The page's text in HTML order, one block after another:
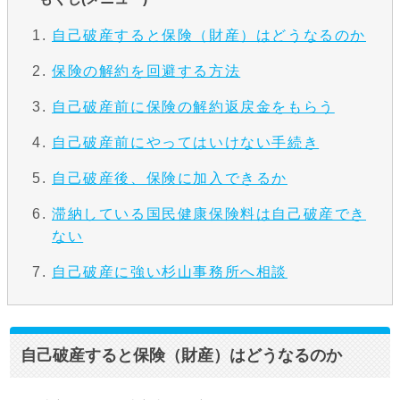
自己破産すると保険（財産）はどうなるのか
保険の解約を回避する方法
自己破産前に保険の解約返戻金をもらう
自己破産前にやってはいけない手続き
自己破産後、保険に加入できるか
滞納している国民健康保険料は自己破産でき
ない
自己破産に強い杉山事務所へ相談
自己破産すると保険（財産）はどうなるのか